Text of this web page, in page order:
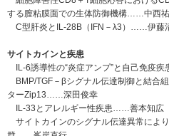
する膣粘膜面での生体防御機構……中西
C型肝炎とIL-28B（IFN－λ3）……伊藤
サイトカインと疾患
IL-6誘導性の“炎症アンプ”と自己免疫
BMP/TGF－βシグナル伝達制御と結合
ターZip13……深田俊幸
IL-33とアレルギー性疾患……善本知広
サイトカインのシグナル伝達異常によ